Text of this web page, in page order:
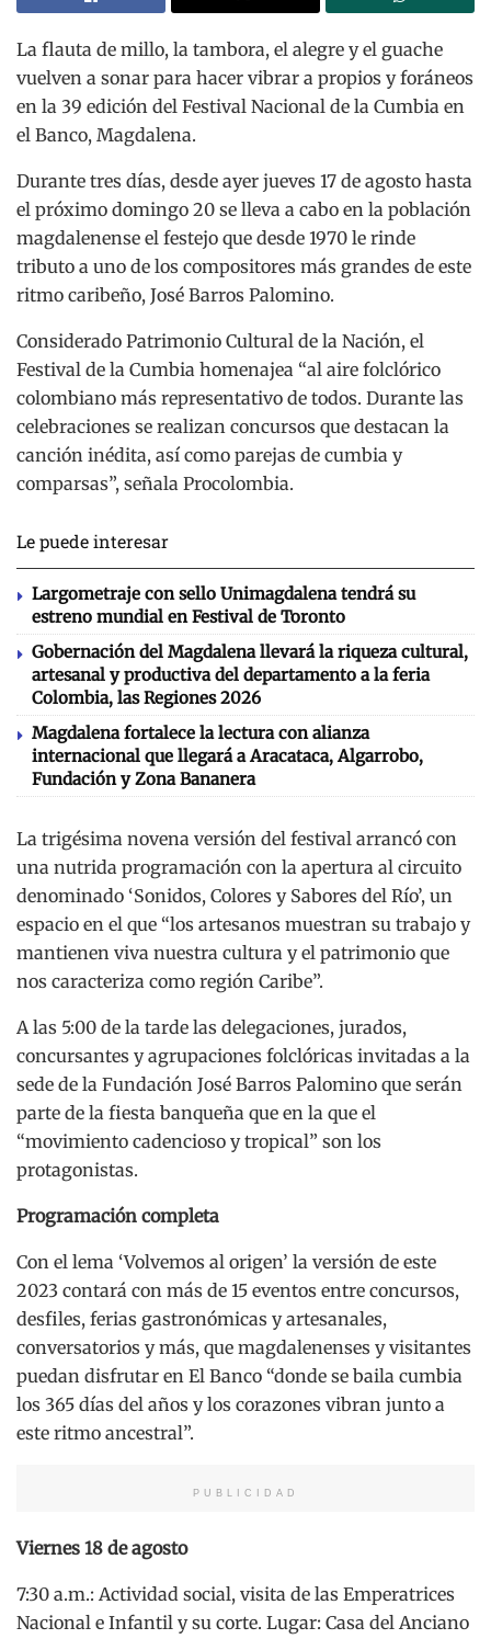
La flauta de millo, la tambora, el alegre y el guache
vuelven a sonar para hacer vibrar a propios y foráneos
en la 39 edición del Festival Nacional de la Cumbia en
el Banco, Magdalena.
Durante tres días, desde ayer jueves 17 de agosto hasta
el próximo domingo 20 se lleva a cabo en la población
magdalenense el festejo que desde 1970 le rinde
tributo a uno de los compositores más grandes de este
ritmo caribeño, José Barros Palomino.
Considerado Patrimonio Cultural de la Nación, el
Festival de la Cumbia homenajea “al aire folclórico
colombiano más representativo de todos. Durante las
celebraciones se realizan concursos que destacan la
canción inédita, así como parejas de cumbia y
comparsas”, señala Procolombia.
Le puede interesar
Largometraje con sello Unimagdalena tendrá su
estreno mundial en Festival de Toronto
Gobernación del Magdalena llevará la riqueza cultural,
artesanal y productiva del departamento a la feria
Colombia, las Regiones 2026
Magdalena fortalece la lectura con alianza
internacional que llegará a Aracataca, Algarrobo,
Fundación y Zona Bananera
La trigésima novena versión del festival arrancó con
una nutrida programación con la apertura al circuito
denominado ‘Sonidos, Colores y Sabores del Río’, un
espacio en el que “los artesanos muestran su trabajo y
mantienen viva nuestra cultura y el patrimonio que
nos caracteriza como región Caribe”.
A las 5:00 de la tarde las delegaciones, jurados,
concursantes y agrupaciones folclóricas invitadas a la
sede de la Fundación José Barros Palomino que serán
parte de la fiesta banqueña que en la que el
“movimiento cadencioso y tropical” son los
protagonistas.
Programación completa
Con el lema ‘Volvemos al origen’ la versión de este
2023 contará con más de 15 eventos entre concursos,
desfiles, ferias gastronómicas y artesanales,
conversatorios y más, que magdalenenses y visitantes
puedan disfrutar en El Banco “donde se baila cumbia
los 365 días del años y los corazones vibran junto a
este ritmo ancestral”.
PUBLICIDAD
Viernes 18 de agosto
7:30 a.m.: Actividad social, visita de las Emperatrices
Nacional e Infantil y su corte. Lugar: Casa del Anciano